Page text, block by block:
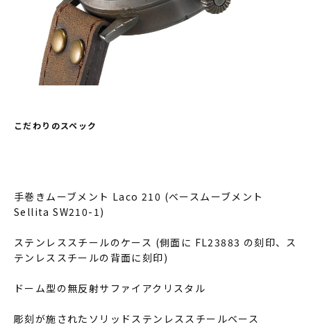
こだわりのスペック
手巻きムーブメント Laco 210 (ベースムーブメント
Sellita SW210-1)
ステンレススチールのケース (側面に FL23883 の刻印、ス
テンレススチールの背面に刻印)
ドーム型の無反射サファイアクリスタル
彫刻が施されたソリッドステンレススチールベース